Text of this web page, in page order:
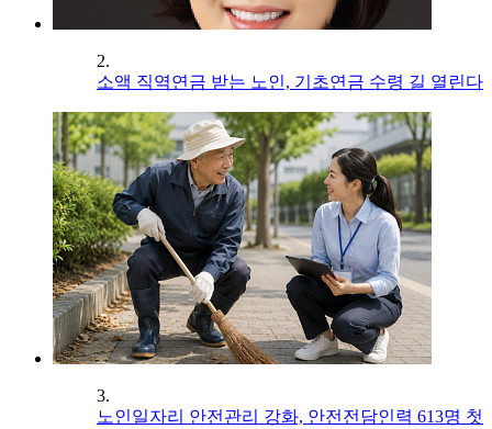
2.
소액 직역연금 받는 노인, 기초연금 수령 길 열린다
3.
노인일자리 안전관리 강화, 안전전담인력 613명 첫